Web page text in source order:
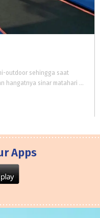
outdoor sehingga saat
anak-anak bermain masih bisa merasakan hangatnya sinar matahari dan berkeringat dengan sehat
Apps